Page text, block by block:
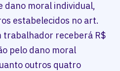
dano moral individual,
estabelecidos no art.
trabalhador receberá R$
pelo dano moral
outros quatro